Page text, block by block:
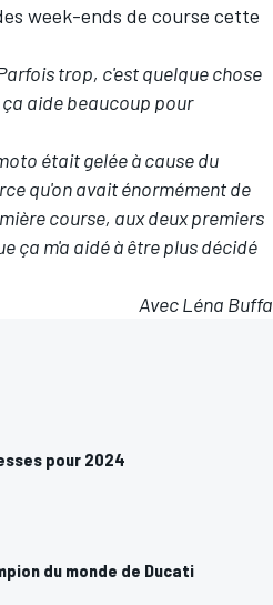
week-ends de course cette
trop, c'est quelque chose
aide beaucoup pour
était gelée à cause du
qu'on avait énormément de
course, aux deux premiers
ça m'a aidé à être plus décidé
Avec Léna Buffa
pour 2024
du monde de Ducati